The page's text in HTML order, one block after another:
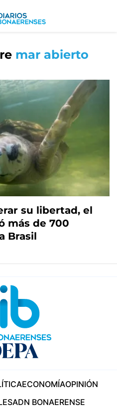
mar abierto
su libertad, el
más de 700
Brasil
ECONOMÍAOPINIÓN
ADN BONAERENSE